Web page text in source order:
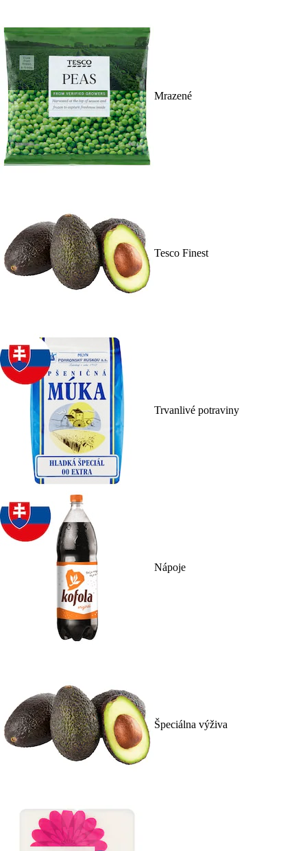
Mrazené
Tesco Finest
Trvanlivé potraviny
Nápoje
Špeciálna výživa